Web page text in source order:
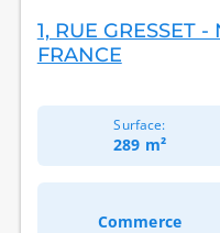
1, RUE GRESSET
FRANCE
Surface:
289 m²
Commerce